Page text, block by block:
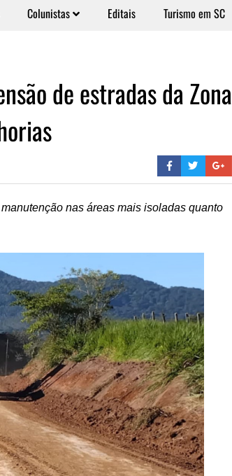
Colunistas Editais Turismo em SC
de estradas da Zona
nas áreas mais isoladas quanto